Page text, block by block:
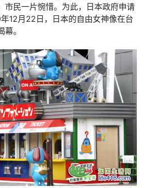
市民一片惋惜。为此，日本政府申请
12月22日，日本的自由女神像在台
。